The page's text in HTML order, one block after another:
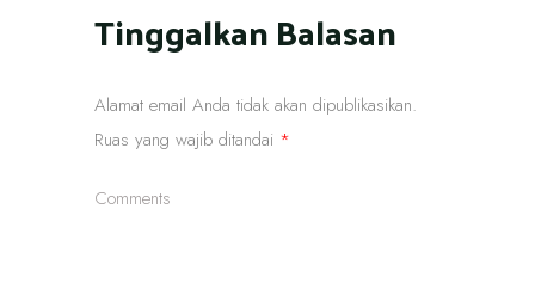
Tinggalkan Balasan
Alamat email Anda tidak akan dipublikasikan.
Ruas yang wajib ditandai *